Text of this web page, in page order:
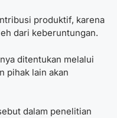
produktif, karena
dari keberuntungan.
ditentukan melalui
pihak lain akan
dalam penelitian